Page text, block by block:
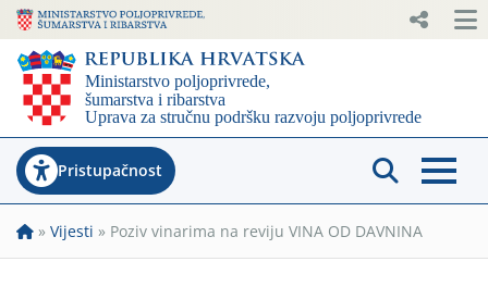
Pristupačnost
» Vijesti » Poziv vinarima na reviju VINA OD DAVNINA